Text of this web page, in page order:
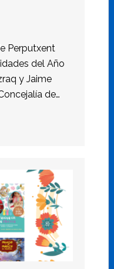
Perputxent
del Año
y Jaime
de…